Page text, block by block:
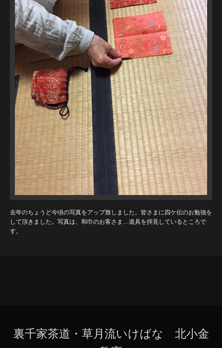
去年のちょうど今頃の写真をアップ致しました。皆さまに四ケ伝のお勉強を
して頂きました。写真は、和巾のお客さま…道具を拝見しているところで
す。
裏千家茶道・草月流いけばな 北小金